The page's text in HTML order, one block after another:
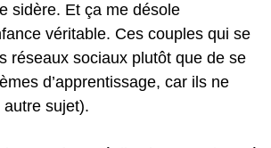
sidère. Et ça me désole
véritable. Ces couples qui se
réseaux sociaux plutôt que de se
d’apprentissage, car ils ne
autre sujet).